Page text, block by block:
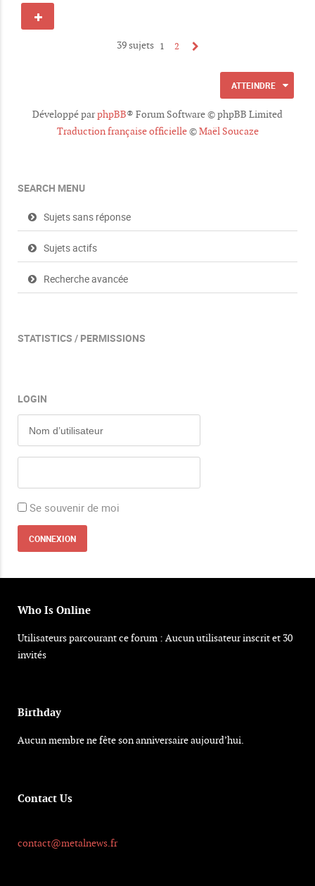
39 sujets 1 2
ATTEINDRE
Développé parphpBB® Forum Software © phpBB Limited
Traduction française officielle©Maël Soucaze
SEARCH MENU
Sujets sans réponse
Sujets actifs
Recherche avancée
STATISTICS / PERMISSIONS
LOGIN
Se souvenir de moi
Who Is Online
Utilisateurs parcourant ce forum : Aucun utilisateur inscrit et 30
invités
Birthday
Aucun membre ne fête son anniversaire aujourd’hui.
Contact Us
contact@metalnews.fr